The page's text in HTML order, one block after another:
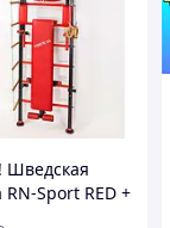
Шведская
RN-Sport RED +